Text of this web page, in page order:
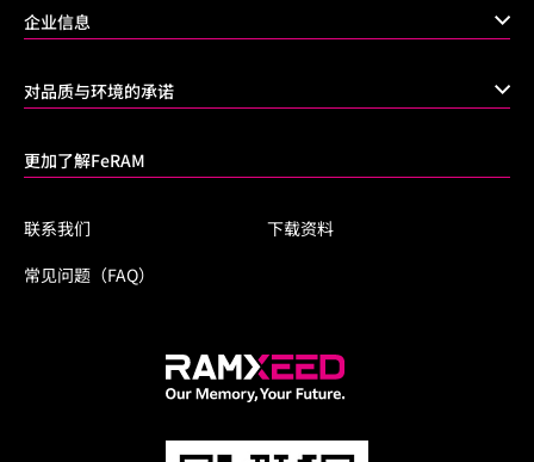
企业信息
对品质与环境的承诺
更加了解FeRAM
联系我们
下载资料
常见问题（FAQ）